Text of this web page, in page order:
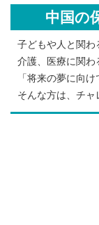
東海
中国の
子どもや人と関わ
介護、医療に関わ
「将来の夢に向
そんな方は、チャ